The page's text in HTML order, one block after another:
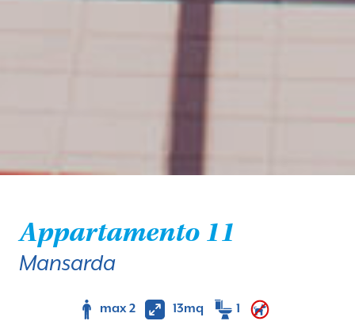
Appartamento 11
Mansarda
max 2 13mq 1